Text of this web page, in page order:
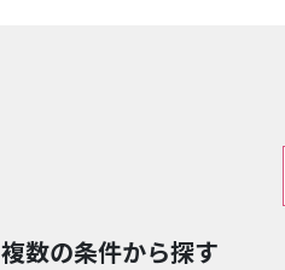
複数の条件から探す